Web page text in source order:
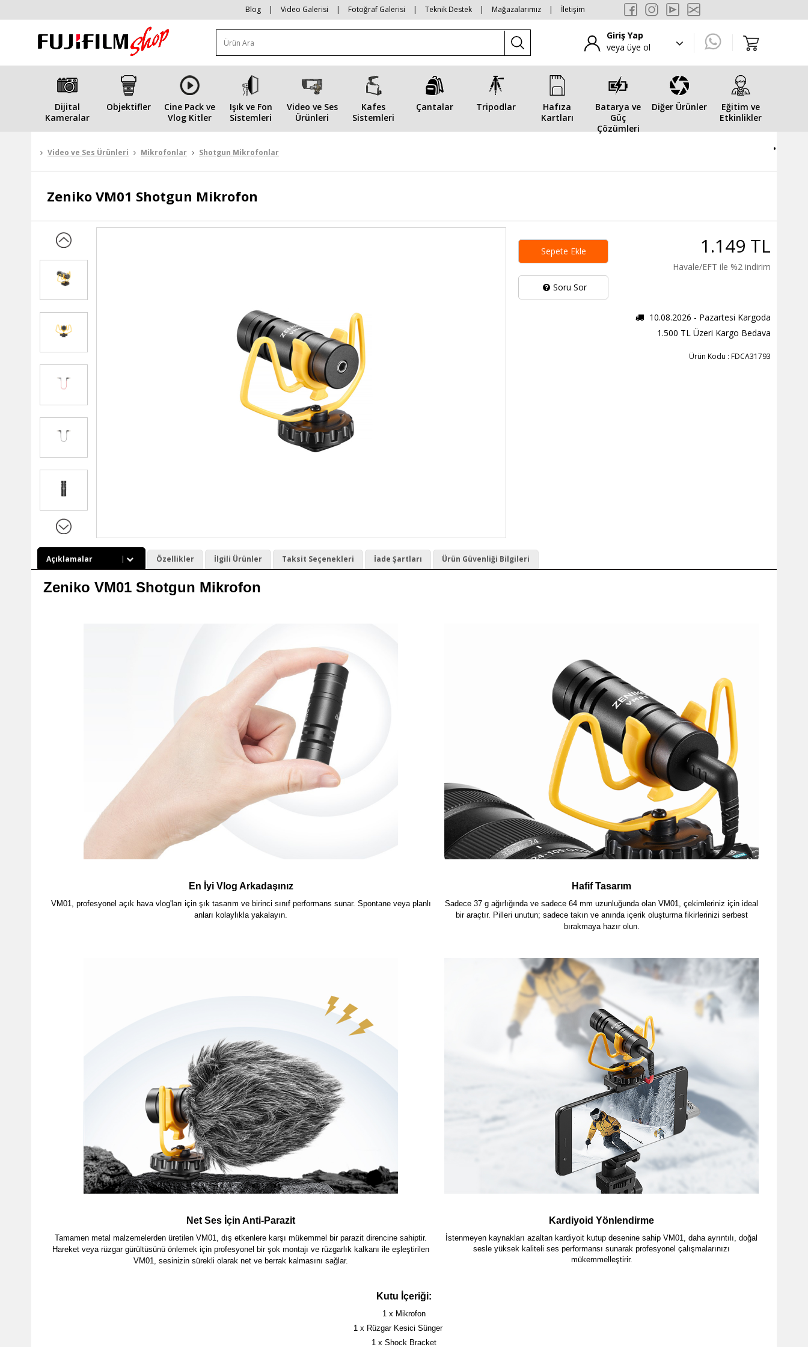
Blog | Video Galerisi | Fotoğraf Galerisi | Teknik Destek | Mağazalarımız | İletişim
Giriş Yap
veya üye ol
Dijital
Kameralar
Objektifler
Cine Pack ve
Vlog Kitler
Işık ve Fon
Sistemleri
Video ve Ses
Ürünleri
Kafes
Sistemleri
Çantalar Tripodlar
Hafıza
Kartları
Batarya ve
Güç
Çözümleri
Diğer Ürünler
Eğitim ve
Etkinlikler
.
Video ve Ses Ürünleri Mikrofonlar Shotgun Mikrofonlar
Zeniko VM01 Shotgun Mikrofon
Sepete Ekle
Soru Sor
1.149 TL
Havale/EFT ile %2 indirim
10.08.2026 - Pazartesi Kargoda
1.500 TL Üzeri Kargo Bedava
Ürün Kodu : FDCA31793
Açıklamalar Özellikler İlgili Ürünler Taksit Seçenekleri İade Şartları Ürün Güvenliği Bilgileri
Zeniko VM01 Shotgun Mikrofon
En İyi Vlog Arkadaşınız
VM01, profesyonel açık hava vlog'ları için şık tasarım ve birinci sınıf performans sunar. Spontane veya planlı
anları kolaylıkla yakalayın.
Hafif Tasarım
Sadece 37 g ağırlığında ve sadece 64 mm uzunluğunda olan VM01, çekimleriniz için ideal
bir araçtır. Pilleri unutun; sadece takın ve anında içerik oluşturma fikirlerinizi serbest
bırakmaya hazır olun.
Net Ses İçin Anti-Parazit
Tamamen metal malzemelerden üretilen VM01, dış etkenlere karşı mükemmel bir parazit direncine sahiptir.
Hareket veya rüzgar gürültüsünü önlemek için profesyonel bir şok montajı ve rüzgarlık kalkanı ile eşleştirilen
VM01, sesinizin sürekli olarak net ve berrak kalmasını sağlar.
Kardiyoid Yönlendirme
İstenmeyen kaynakları azaltan kardiyoit kutup desenine sahip VM01, daha ayrıntılı, doğal
sesle yüksek kaliteli ses performansı sunarak profesyonel çalışmalarınızı
mükemmelleştirir.
Kutu İçeriği:
1 x Mikrofon
1 x Rüzgar Kesici Sünger
1 x Shock Bracket